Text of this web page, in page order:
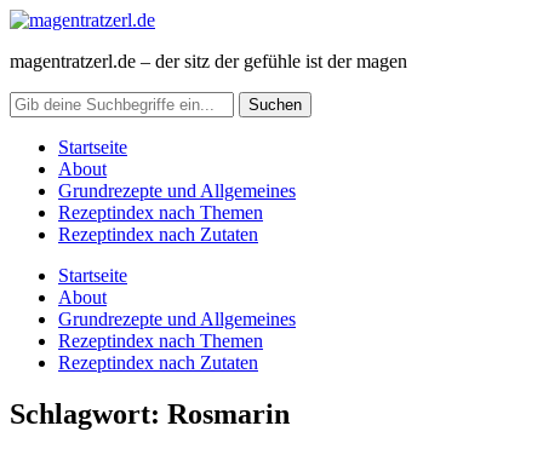
magentratzerl.de – der sitz der gefühle ist der magen
Startseite
About
Grundrezepte und Allgemeines
Rezeptindex nach Themen
Rezeptindex nach Zutaten
Startseite
About
Grundrezepte und Allgemeines
Rezeptindex nach Themen
Rezeptindex nach Zutaten
Schlagwort: Rosmarin